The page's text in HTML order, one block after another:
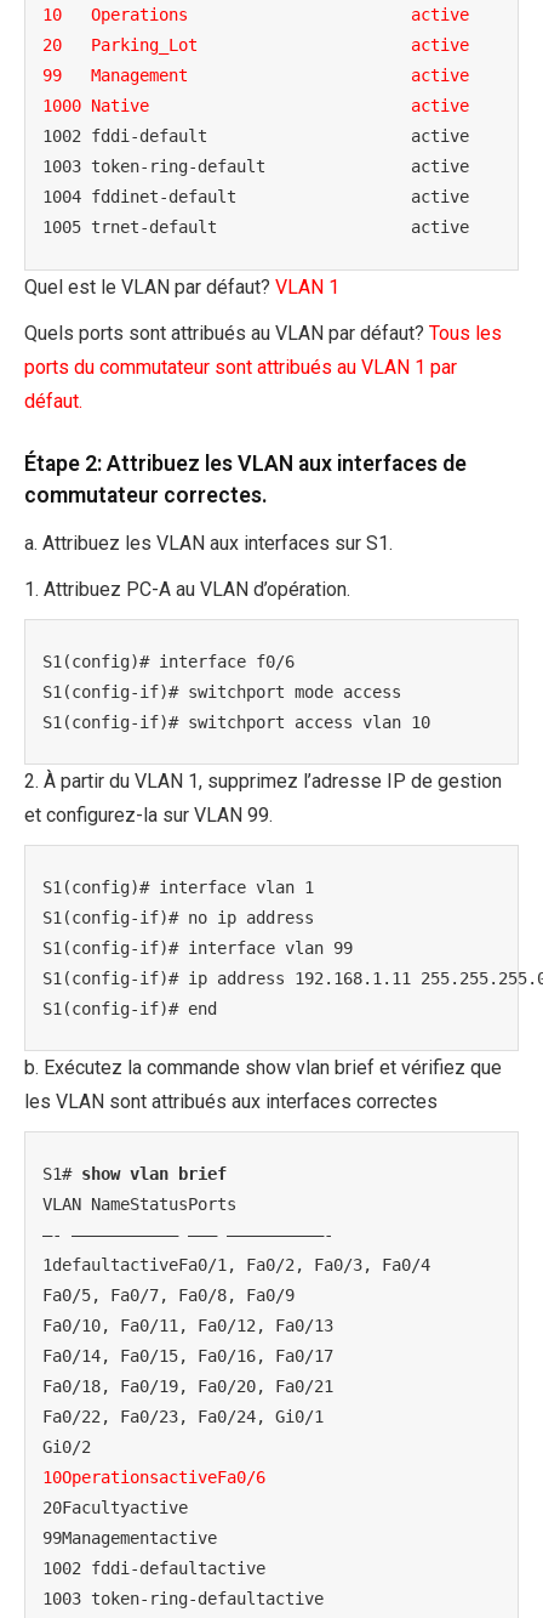
10   Operations                       active
20   Parking_Lot                      active
99   Management                       active
1000 Native                           active
1002 fddi-default                     active
1003 token-ring-default               active
1004 fddinet-default                  active
1005 trnet-default                    active
Quel est le VLAN par défaut? VLAN 1
Quels ports sont attribués au VLAN par défaut? Tous les
ports du commutateur sont attribués au VLAN 1 par
défaut.
Étape 2: Attribuez les VLAN aux interfaces de
commutateur correctes.
a. Attribuez les VLAN aux interfaces sur S1.
1. Attribuez PC-A au VLAN d’opération.
S1(config)# interface f0/6
S1(config-if)# switchport mode access
S1(config-if)# switchport access vlan 10
2. À partir du VLAN 1, supprimez l’adresse IP de gestion
et configurez-la sur VLAN 99.
S1(config)# interface vlan 1
S1(config-if)# no ip address
S1(config-if)# interface vlan 99
S1(config-if)# ip address 192.168.1.11
S1(config-if)# end
b. Exécutez la commande show vlan brief et vérifiez que
les VLAN sont attribués aux interfaces correctes
S1# show vlan brief
VLAN NameStatusPorts
—- ——————————– ——— ——————————-
1defaultactiveFa0/1, Fa0/2, Fa0/3, Fa0/4
Fa0/5, Fa0/7, Fa0/8, Fa0/9
Fa0/10, Fa0/11, Fa0/12, Fa0/13
Fa0/14, Fa0/15, Fa0/16, Fa0/17
Fa0/18, Fa0/19, Fa0/20, Fa0/21
Fa0/22, Fa0/23, Fa0/24, Gi0/1
10OperationsactiveFa0/6
20Facultyactive
99Managementactive
1002 fddi-defaultactive
1003 token-ring-defaultactive